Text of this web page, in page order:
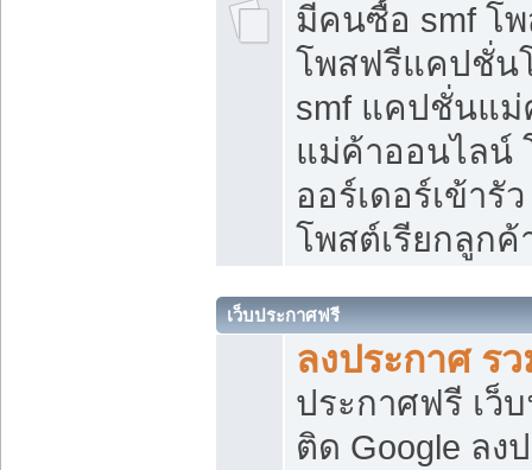
มีคนซื้อ smf โ
โพสฟรีแคปชั่น
smf แคปชั่นแ
แม่ค้าออนไลน์
ออร์เดอร์เข้ารั
โพสต์เรียกลูกค้
เว็บประกาศฟรี
ลงประกาศ ร
ประกาศฟรี เว็
ติด Google ลง